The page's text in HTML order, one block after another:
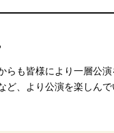
らも皆様により一層公演
ど、より公演を楽しんで